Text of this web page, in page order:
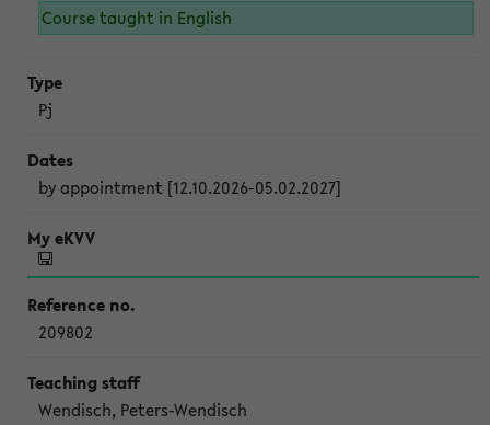
Course taught in English
Pj
by appointment [12.10.2026-05.02.2027]
209802
Wendisch, Peters-Wendisch